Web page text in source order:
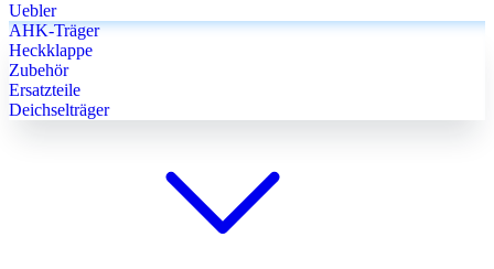
Uebler
AHK-Träger
Heckklappe
Zubehör
Ersatzteile
Deichselträger